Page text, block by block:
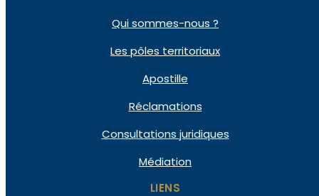
Quisommes-nous ?
Les pôles territoriaux
Apostille
Réclamations
Consultations juridiques
Médiation
LIENS